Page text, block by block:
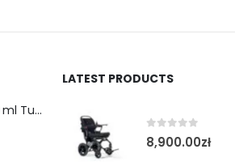
Żel HyperOil 30 ml Tubka
LATEST PRODUCTS
0out of 5
8,900.00zł